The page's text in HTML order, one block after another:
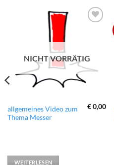
NICHT VORRÄTIG
allgemeines Video zum
Thema Messer
€0,00
WEITERLESEN